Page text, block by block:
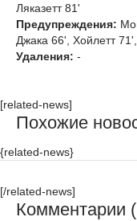
Ляказетт 81'
Предупреждения:
Джака 66', Хойлетт
Удаления: -
[related-news]
Похожие
{related-news}
[/related-news]
Комментарии